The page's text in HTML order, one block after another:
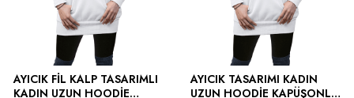
Ürün
AYICIK FIL KALP TASARIMLI
KADIN UZUN HOODIE
AYICIK TASARIMI KADIN
UZUN HOODIE KAPÜŞONLU